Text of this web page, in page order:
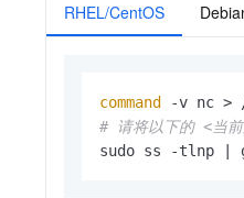
RHEL/CentOS
command
# 请将以下的 <当
sudo ss -tlnp |